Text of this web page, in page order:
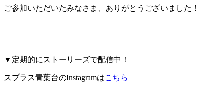
ご参加いただいたみなさま、ありがとうございました！
▼定期的にストーリーズで配信中！
スプラス青葉台のInstagramはこちら